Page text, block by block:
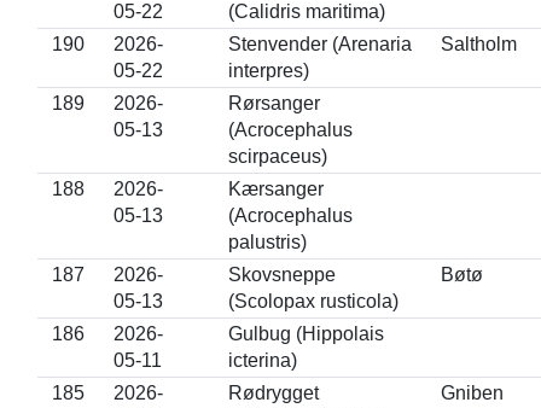
05-22
(Calidris maritima)
190
2026-
05-22
Stenvender (Arenaria
interpres)
Saltholm
189
2026-
05-13
Rørsanger
(Acrocephalus
scirpaceus)
188
2026-
05-13
Kærsanger
(Acrocephalus
palustris)
187
2026-
05-13
Skovsneppe
(Scolopax rusticola)
Bøtø
186
2026-
05-11
Gulbug (Hippolais
icterina)
185
2026-
Rødrygget
Gniben